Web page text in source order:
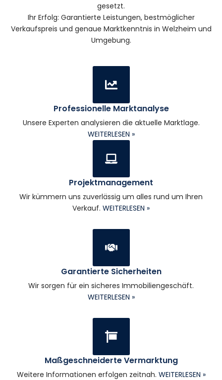
gesetzt.
Ihr Erfolg: Garantierte Leistungen, bestmöglicher
Verkaufspreis und genaue Marktkenntnis in Welzheim und
Umgebung.
Professionelle Marktanalyse
Unsere Experten analysieren die aktuelle Marktlage.
WEITERLESEN »
Projektmanagement
Wir kümmern uns zuverlässig um alles rund um Ihren
Verkauf. WEITERLESEN »
Garantierte Sicherheiten
Wir sorgen für ein sicheres Immobiliengeschäft.
WEITERLESEN »
Maßgeschneiderte Vermarktung
Weitere Informationen erfolgen zeitnah. WEITERLESEN »